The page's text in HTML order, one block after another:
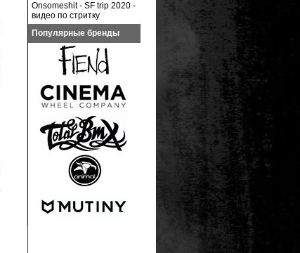
Onsomeshit - SF trip 2020 -
видео по стритку
Популярные бренды